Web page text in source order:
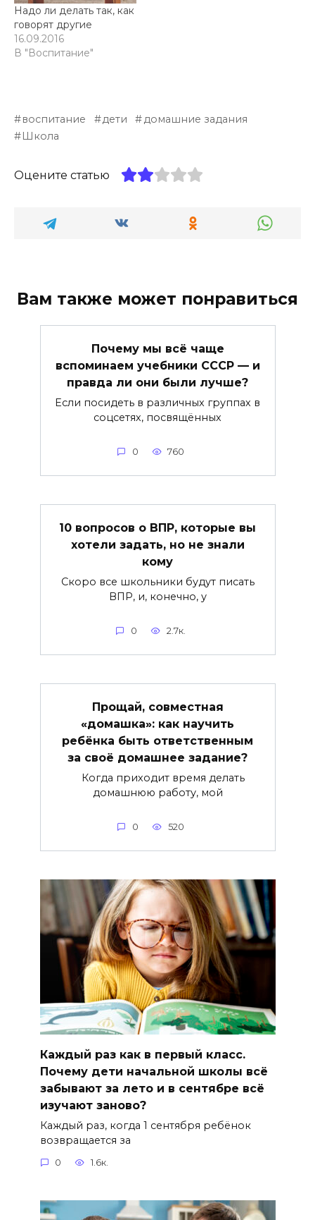
Надо ли делать так, как
говорят другие
16.09.2016
В "Воспитание"
воспитание дети
домашние задания
Школа
Оцените статью
Вам также может понравиться
Почему мы всё чаще
вспоминаем учебники СССР — и
правда ли они были лучше?
Если посидеть в различных группах в
соцсетях, посвящённых
0 760
10 вопросов о ВПР, которые вы
хотели задать, но не знали
кому
Скоро все школьники будут писать
ВПР, и, конечно, у
0 2.7к.
Прощай, совместная
«домашка»: как научить
ребёнка быть ответственным
за своё домашнее задание?
Когда приходит время делать
домашнюю работу, мой
0 520
Каждый раз как в первый класс.
Почему дети начальной школы всё
забывают за лето и в сентябре всё
изучают заново?
Каждый раз, когда 1 сентября ребёнок
возвращается за
0 1.6к.